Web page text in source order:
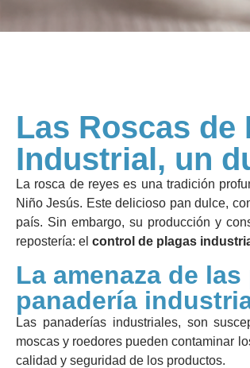
Las Roscas de
Industrial, un
La rosca de reyes es una tradición
Niño Jesús. Este delicioso pan dulce,
país. Sin embargo, su producción y
repostería: el control de plagas
La amenaza de
panadería
Las panaderías industriales, son
moscas y roedores pueden contaminar
calidad y seguridad de los productos.